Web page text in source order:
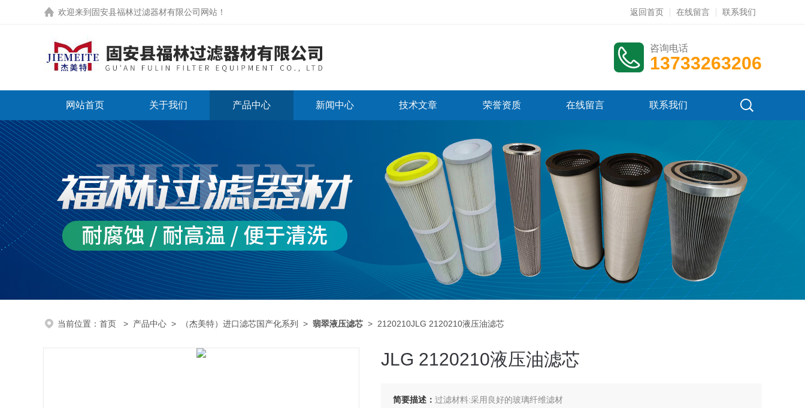
欢迎来到 固安县福林过滤器材有限公司网站 ！ 返回首页 在线留言 联系我们
咨询电话
13733263206
网站首页 关于我们 产品中心 新闻中心 技术文章 荣誉资质 在线留言 联系我们
当前位置： 首页 > 产品中心 > （杰美特）进口滤芯国产化系列 > 翡翠液压滤芯 > 2120210JLG 2120210液压油滤芯
JLG 2120210液压油滤芯
简要描述： 过滤材料:采用良好的玻璃纤维滤材